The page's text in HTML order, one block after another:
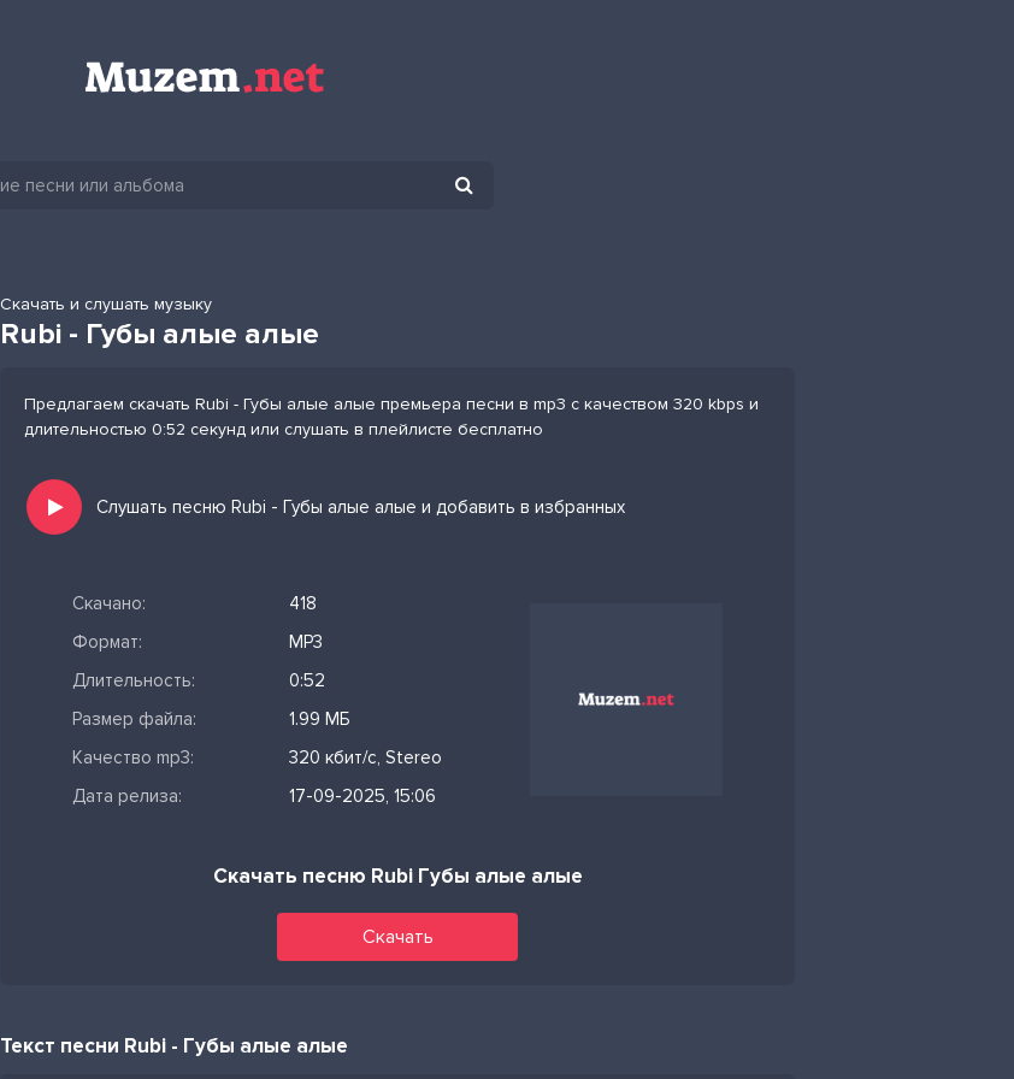
Скачать и слушать музыку
Rubi - Губы алые алые
Предлагаем скачать Rubi - Губы алые алые премьера песни в mp3 с качеством 320 kbps и
длительностью 0:52 секунд или слушать в плейлисте бесплатно
Слушать песню Rubi - Губы алые алые и добавить в избранных
Скачано:
418
Формат:
MP3
Длительность:
0:52
Размер файла:
1.99 МБ
Качество mp3:
320 кбит/с, Stereo
Дата релиза:
17-09-2025, 15:06
Скачать песню Rubi Губы алые алые
Скачать
Текст песни Rubi - Губы алые алые